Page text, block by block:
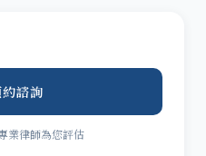
諮詢
業律師為您評估